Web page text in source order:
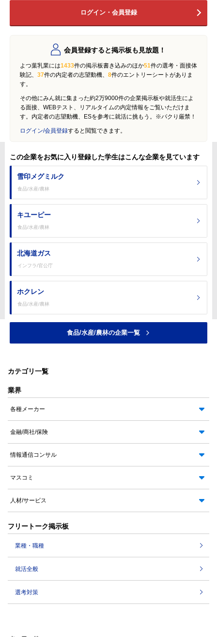
ログイン・会員登録
会員登録すると掲示板も見放題！
よつ葉乳業には1433件の掲示板書き込みのほか51件の選考・面接体
験記、 37件の内定者の志望動機、 8件のエントリーシートがありま
す。
その他にみん就に集まった約2万9000件の企業掲示板や就活生によ
る面接、WEBテスト、リアルタイムの内定情報をご覧いただけま
す。内定者の志望動機、ESを参考に就活に挑もう。※パクり厳禁！
ログイン/会員登録すると閲覧できます。
この企業をお気に入り登録した学生はこんな企業を見ています
雪印メグミルク
食品/水産/農林
キユーピー
食品/水産/農林
北海道ガス
インフラ/官公庁
ホクレン
食品/水産/農林
食品/水産/農林の企業一覧
カテゴリ一覧
業界
各種メーカー
金融/商社/保険
情報通信コンサル
マスコミ
人材/サービス
フリートーク掲示板
業種・職種
就活全般
選考対策